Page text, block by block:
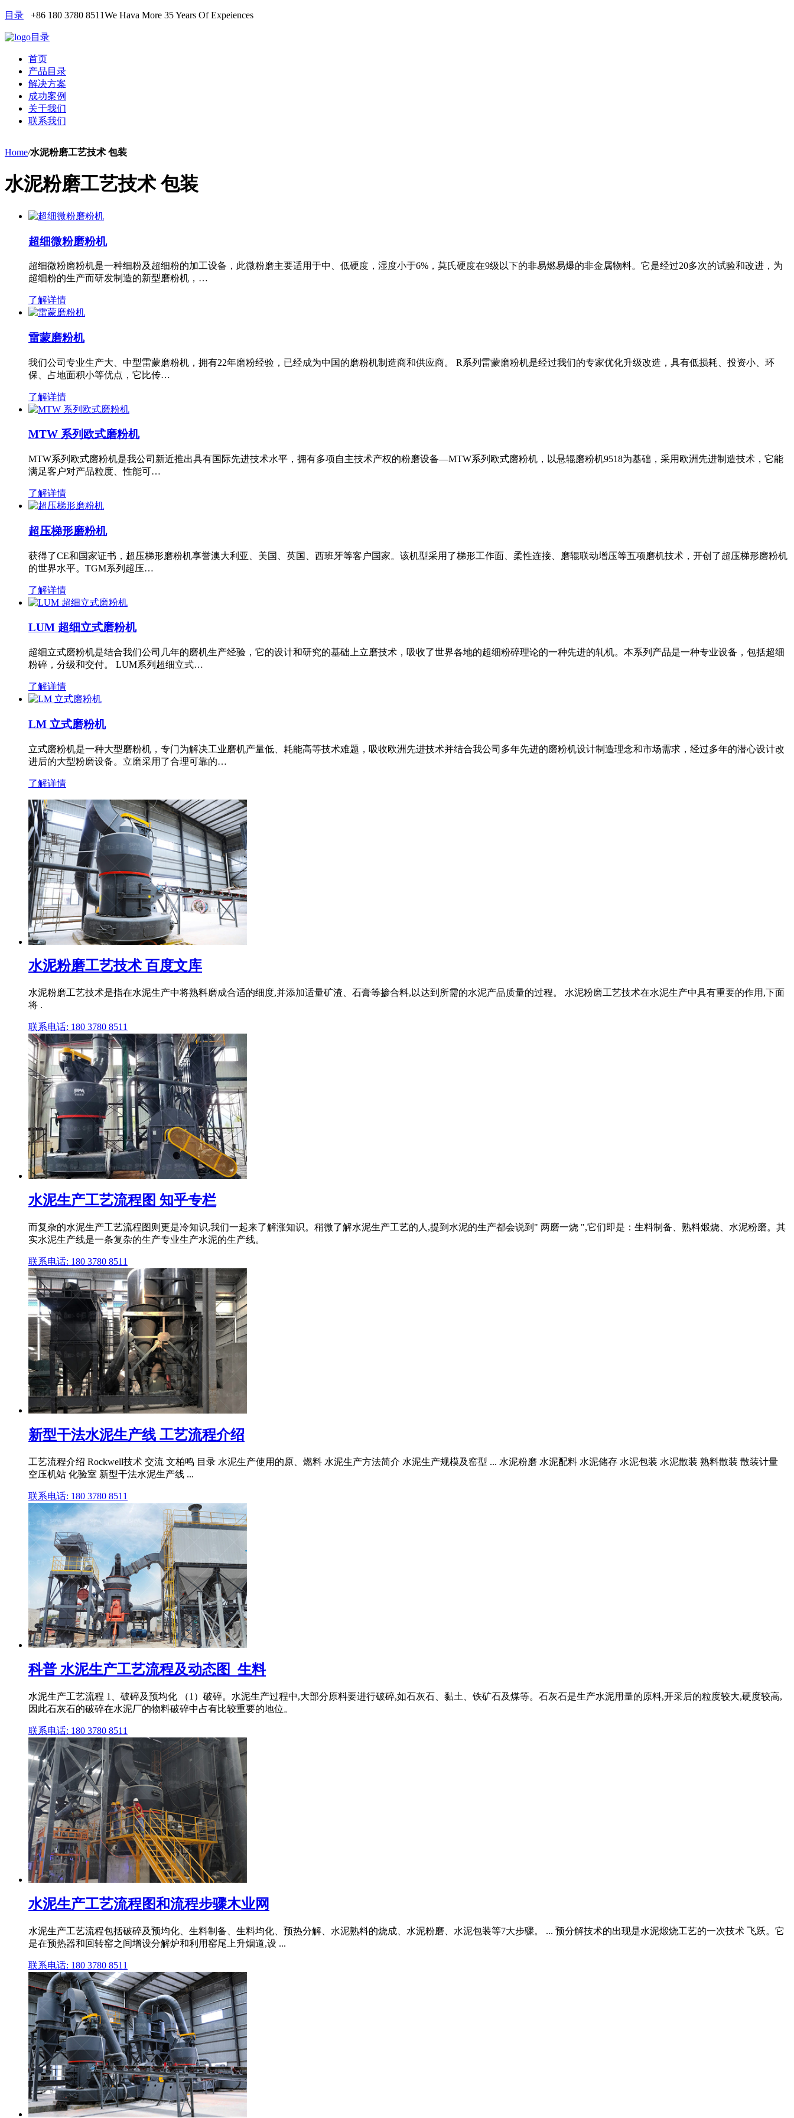
目录 +86 180 3780 8511We Hava More 35 Years Of Expeiences
目录
首页
产品目录
解决方案
成功案例
关于我们
联系我们
Home/水泥粉磨工艺技术 包装
水泥粉磨工艺技术 包装
超细微粉磨粉机
超细微粉磨粉机是一种细粉及超细粉的加工设备，此微粉磨主要适用于中、低硬度，湿度小于6%，莫氏硬度在9级以下的非易燃易爆的非金属物料。它是经过20多次的试验和改进，为
超细粉的生产而研发制造的新型磨粉机，…
了解详情
雷蒙磨粉机
我们公司专业生产大、中型雷蒙磨粉机，拥有22年磨粉经验，已经成为中国的磨粉机制造商和供应商。 R系列雷蒙磨粉机是经过我们的专家优化升级改造，具有低损耗、投资小、环
保、占地面积小等优点，它比传…
了解详情
MTW 系列欧式磨粉机
MTW系列欧式磨粉机是我公司新近推出具有国际先进技术水平，拥有多项自主技术产权的粉磨设备—MTW系列欧式磨粉机，以悬辊磨粉机9518为基础，采用欧洲先进制造技术，它能
满足客户对产品粒度、性能可…
了解详情
超压梯形磨粉机
获得了CE和国家证书，超压梯形磨粉机享誉澳大利亚、美国、英国、西班牙等客户国家。该机型采用了梯形工作面、柔性连接、磨辊联动增压等五项磨机技术，开创了超压梯形磨粉机
的世界水平。TGM系列超压…
了解详情
LUM 超细立式磨粉机
超细立式磨粉机是结合我们公司几年的磨机生产经验，它的设计和研究的基础上立磨技术，吸收了世界各地的超细粉碎理论的一种先进的轧机。本系列产品是一种专业设备，包括超细
粉碎，分级和交付。 LUM系列超细立式…
了解详情
LM 立式磨粉机
立式磨粉机是一种大型磨粉机，专门为解决工业磨机产量低、耗能高等技术难题，吸收欧洲先进技术并结合我公司多年先进的磨粉机设计制造理念和市场需求，经过多年的潜心设计改
进后的大型粉磨设备。立磨采用了合理可靠的…
了解详情
水泥粉磨工艺技术 百度文库
水泥粉磨工艺技术是指在水泥生产中将熟料磨成合适的细度,并添加适量矿渣、石膏等掺合料,以达到所需的水泥产品质量的过程。 水泥粉磨工艺技术在水泥生产中具有重要的作用,下面
将 .
联系电话: 180 3780 8511
水泥生产工艺流程图 知乎专栏
而复杂的水泥生产工艺流程图则更是冷知识,我们一起来了解涨知识。稍微了解水泥生产工艺的人,提到水泥的生产都会说到" 两磨一烧 ",它们即是：生料制备、熟料煅烧、水泥粉磨。其
实水泥生产线是一条复杂的生产专业生产水泥的生产线。
联系电话: 180 3780 8511
新型干法水泥生产线 工艺流程介绍
工艺流程介绍 Rockwell技术 交流 文柏鸣 目录 水泥生产使用的原、燃料 水泥生产方法简介 水泥生产规模及窑型 ... 水泥粉磨 水泥配料 水泥储存 水泥包装 水泥散装 熟料散装 散装计量
空压机站 化验室 新型干法水泥生产线 ...
联系电话: 180 3780 8511
科普 水泥生产工艺流程及动态图_生料
水泥生产工艺流程 1、破碎及预均化 （1）破碎。水泥生产过程中,大部分原料要进行破碎,如石灰石、黏土、铁矿石及煤等。石灰石是生产水泥用量的原料,开采后的粒度较大,硬度较高,
因此石灰石的破碎在水泥厂的物料破碎中占有比较重要的地位。
联系电话: 180 3780 8511
水泥生产工艺流程图和流程步骤木业网
水泥生产工艺流程包括破碎及预均化、生料制备、生料均化、预热分解、水泥熟料的烧成、水泥粉磨、水泥包装等7大步骤。 ... 预分解技术的出现是水泥煅烧工艺的一次技术 飞跃。它
是在预热器和回转窑之间增设分解炉和利用窑尾上升烟道,设 ...
联系电话: 180 3780 8511